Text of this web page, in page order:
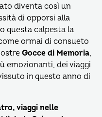
diventa così un
di opporsi alla
questa calpesta la
ormai di consueto
Gocce di Memoria,
emozionanti, dei viaggi
in questo anno di
viaggi nelle